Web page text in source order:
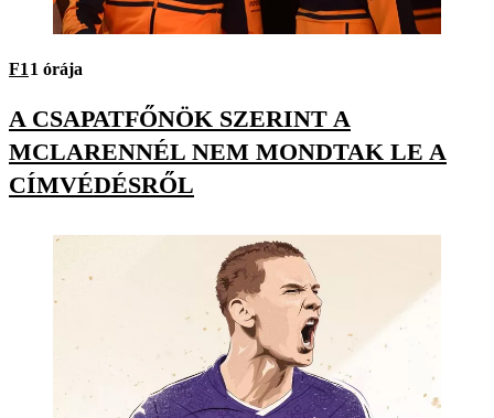
F1 1 órája
A CSAPATFŐNÖK SZERINT A
MCLARENNÉL NEM MONDTAK LE A
CÍMVÉDÉSRŐL